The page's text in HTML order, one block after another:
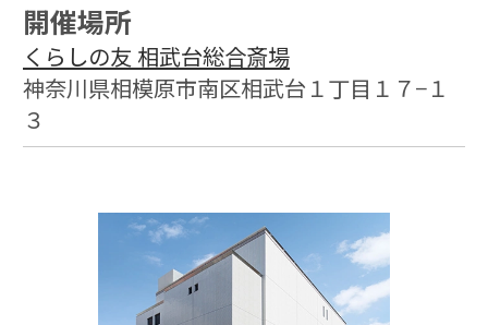
開催場所
くらしの友 相武台総合斎場
神奈川県相模原市南区相武台１丁目１７−１
３